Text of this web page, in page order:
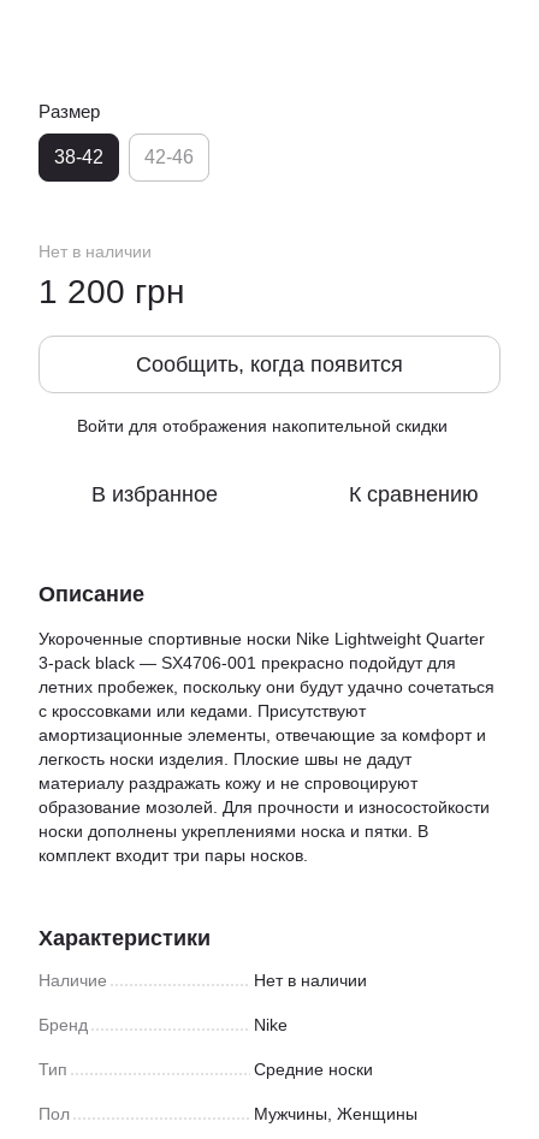
Размер
38-42 42-46
Нет в наличии
1 200 грн
Сообщить, когда появится
Войти для отображения накопительной скидки
В избранное К сравнению
Описание
Укороченные спортивные носки Nike Lightweight Quarter
3-pack black — SX4706-001 прекрасно подойдут для
летних пробежек, поскольку они будут удачно сочетаться
с кроссовками или кедами. Присутствуют
амортизационные элементы, отвечающие за комфорт и
легкость носки изделия. Плоские швы не дадут
материалу раздражать кожу и не спровоцируют
образование мозолей. Для прочности и износостойкости
носки дополнены укреплениями носка и пятки. В
комплект входит три пары носков.
Характеристики
Наличие Нет в наличии
Бренд Nike
Тип Средние носки
Пол Мужчины, Женщины